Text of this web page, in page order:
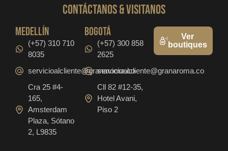
CONTáCTanos & VISITANOS
medellín
(+57) 310 710
8035
servicioalcliente@granaroma.co
Cra 25 #4-
165,
Amsterdam
Plaza, Sótano
2, L9835
bogotá
(+57) 300 858
2625
servicioalcliente@granaroma.co
Cll 82 #12-35,
Hotel Avani,
Piso 2
Ver
boutiques